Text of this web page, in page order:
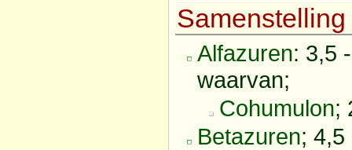
Samenstelling
Alfazuren: 3,5
waarvan;
Cohumulon;
Betazuren; 4,5